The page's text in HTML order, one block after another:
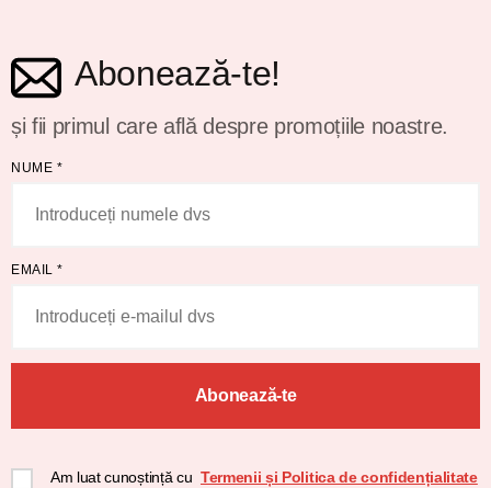
Abonează-te!
și fii primul care află despre promoțiile noastre.
NUME *
EMAIL *
Abonează-te
Am luat cunoștință cu Termenii și Politica de confidențialitate